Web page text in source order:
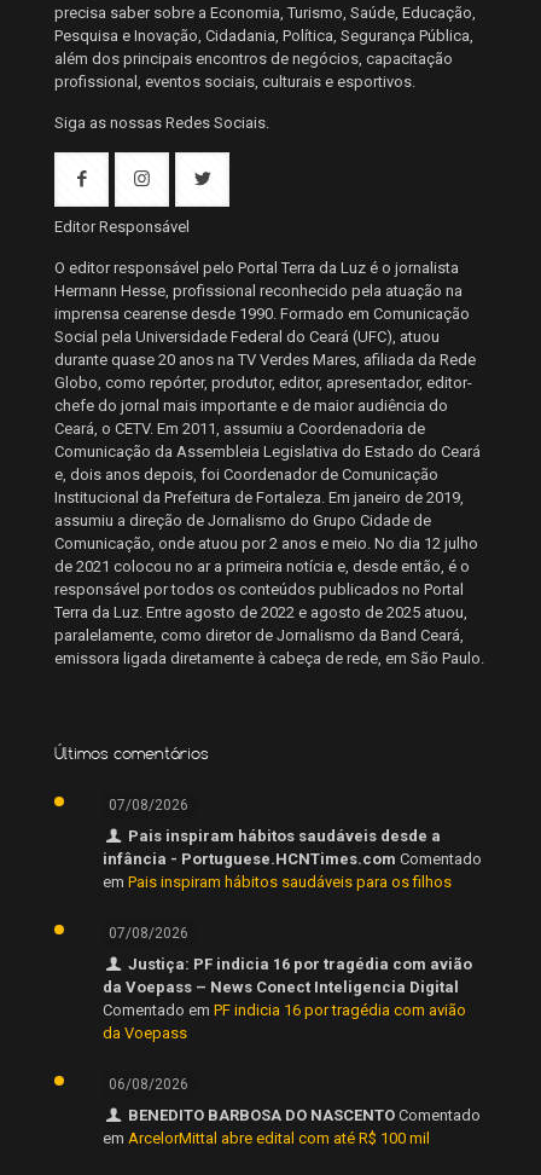
precisa saber sobre a Economia, Turismo, Saúde, Educação,
Pesquisa e Inovação, Cidadania, Política, Segurança Pública,
além dos principais encontros de negócios, capacitação
profissional, eventos sociais, culturais e esportivos.
Siga as nossas Redes Sociais.
Editor Responsável
O editor responsável pelo Portal Terra da Luz é o jornalista
Hermann Hesse, profissional reconhecido pela atuação na
imprensa cearense desde 1990. Formado em Comunicação
Social pela Universidade Federal do Ceará (UFC), atuou
durante quase 20 anos na TV Verdes Mares, afiliada da Rede
Globo, como repórter, produtor, editor, apresentador, editor-
chefe do jornal mais importante e de maior audiência do
Ceará, o CETV. Em 2011, assumiu a Coordenadoria de
Comunicação da Assembleia Legislativa do Estado do Ceará
e, dois anos depois, foi Coordenador de Comunicação
Institucional da Prefeitura de Fortaleza. Em janeiro de 2019,
assumiu a direção de Jornalismo do Grupo Cidade de
Comunicação, onde atuou por 2 anos e meio. No dia 12 julho
de 2021 colocou no ar a primeira notícia e, desde então, é o
responsável por todos os conteúdos publicados no Portal
Terra da Luz. Entre agosto de 2022 e agosto de 2025 atuou,
paralelamente, como diretor de Jornalismo da Band Ceará,
emissora ligada diretamente à cabeça de rede, em São Paulo.
Últimos comentários
07/08/2026
Pais inspiram hábitos saudáveis desde a
infância - Portuguese.HCNTimes.com Comentado
em Pais inspiram hábitos saudáveis para os filhos
07/08/2026
Justiça: PF indicia 16 por tragédia com avião
da Voepass – News Conect Inteligencia Digital
Comentado em PF indicia 16 por tragédia com avião
da Voepass
06/08/2026
BENEDITO BARBOSA DO NASCENTO Comentado
em ArcelorMittal abre edital com até R$ 100 mil